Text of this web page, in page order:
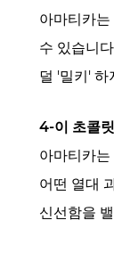
아마티카
수 있습니
덜 '밀키' 하
4-이 초콜
아마티카
어떤 열대
신선함을